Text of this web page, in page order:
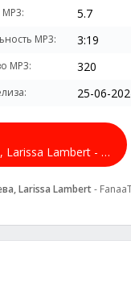
5.7
MP3: 3:19
MP3: 320
25-06-
Зулайхо Махмадшоева, Larissa Lambert - FanaaTV Remix
Larissa Lambert-